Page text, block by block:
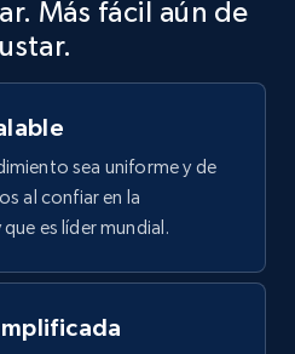
Más fácil aún de
sea uniforme y de
al confiar en la
es líder mundial.